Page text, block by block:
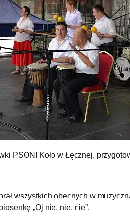
PSONI Koło w Łęcznej,
wszystkich obecnych w
„Oj nie, nie, nie”.